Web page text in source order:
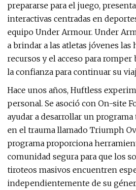
prepararse para el juego,
interactivas centradas en
equipo Under Armour. Under
a brindar a las atletas jóvenes las
recursos y el acceso para
la confianza para continuar su
Hace unos años, Huftless
personal. Se asoció con On-site
ayudar a desarrollar un
en el trauma llamado Triumph
programa proporciona
comunidad segura para que los
tiroteos masivos encuentren
independientemente de su